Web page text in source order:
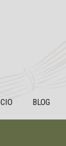
BLOG